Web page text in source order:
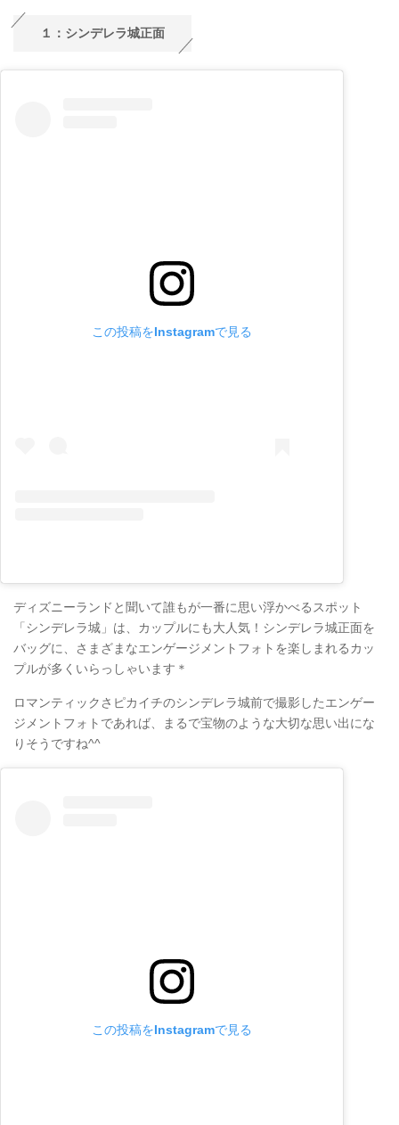
１：シンデレラ城正面
この投稿をInstagramで見る
ディズニーランドと聞いて誰もが一番に思い浮かべるスポット
「シンデレラ城」は、カップルにも大人気！シンデレラ城正面を
バッグに、さまざまなエンゲージメントフォトを楽しまれるカッ
プルが多くいらっしゃいます＊
ロマンティックさピカイチのシンデレラ城前で撮影したエンゲー
ジメントフォトであれば、まるで宝物のような大切な思い出にな
りそうですね^^
この投稿をInstagramで見る